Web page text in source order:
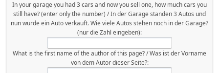
In your garage you had 3 cars and now you sell one, how much cars you
still have? (enter only the number) / In der Garage standen 3 Autos und
nun wurde ein Auto verkauft. Wie viele Autos stehen noch in der Garage?
(nur die Zahl eingeben):
What is the first name of the author of this page? / Was ist der Vorname
von dem Autor dieser Seite?: